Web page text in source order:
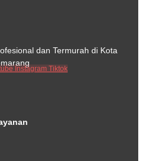
dan Termurah di Kota
Instagram Tiktok